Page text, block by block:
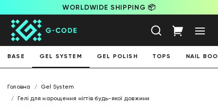
WORLDWIDE SHIPPING 📦
BASE GEL SYSTEM GEL POLISH TOPS NAIL
Головна
Gel System
Гелі для нарощення нігтів будь-якої довжини